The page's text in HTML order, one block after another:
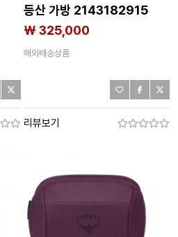
등산 가방 2143182915
₩ 325,000
해외배송상품
리뷰보기